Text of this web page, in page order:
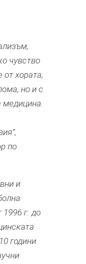
чувство
хората,
но и с
медицина.
по
и
г. до
години